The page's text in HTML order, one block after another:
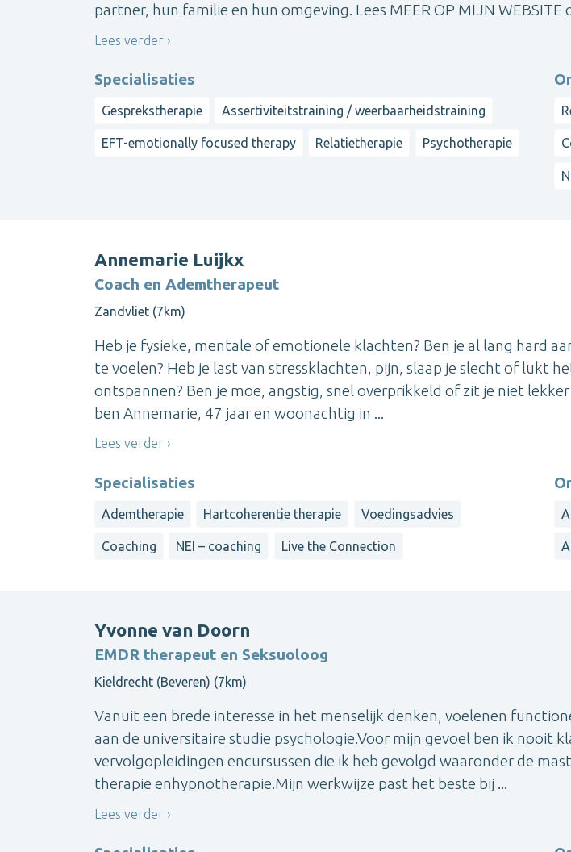
partner, hun familie en hun omgeving. Lees MEER OP MIJN WEBSITE
Lees verder
Specialisaties
Gesprekstherapie Assertiviteitstraining / weerbaarheidstraining
EFT-emotionally focused therapy Relatietherapie Psychotherapie
Annemarie Luijkx
Coach en Ademtherapeut
Zandvliet (7km)
Heb je fysieke, mentale of emotionele klachten? Ben je al lang hard
te voelen? Heb je last van stressklachten, pijn, slaap je slecht of lukt
ontspannen? Ben je moe, angstig, snel overprikkeld of zit je niet lekker
ben Annemarie, 47 jaar en woonachtig in ...
Lees verder
Specialisaties
Ademtherapie Hartcoherentie therapie Voedingsadvies
Coaching NEI – coaching Live the Connection
Yvonne van Doorn
EMDR therapeut en Seksuoloog
Kieldrecht (Beveren) (7km)
Vanuit een brede interesse in het menselijk denken, voelenen
aan de universitaire studie psychologie.Voor mijn gevoel ben ik nooit
vervolgopleidingen encursussen die ik heb gevolgd waaronder de
therapie enhypnotherapie.Mijn werkwijze past het beste bij ...
Lees verder